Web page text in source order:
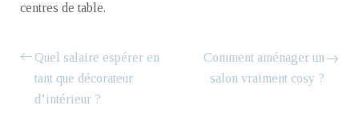
centres de table.
Quel salaire espérer en
tant que décorateur
d’intérieur ?
Comment aménager un
salon vraiment cosy ?